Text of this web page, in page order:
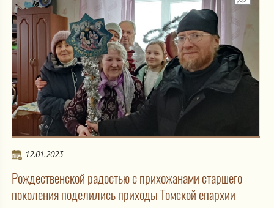
12.01.2023
Рождественской радостью с прихожанами старшего
поколения поделились приходы Томской епархии